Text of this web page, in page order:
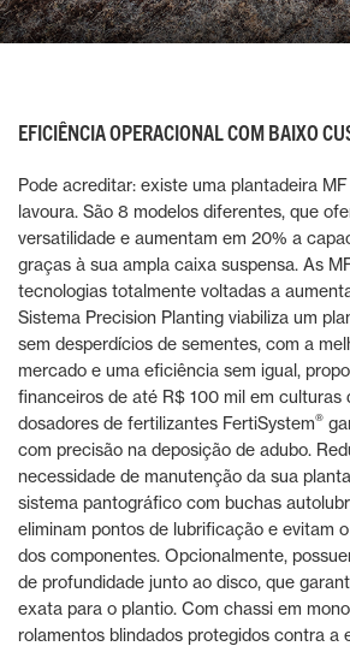
EFICIÊNCIA OPERACIONAL COM BAIXO
Pode acreditar: existe uma plantadeira
lavoura. São 8 modelos diferentes, que
versatilidade e aumentam em 20% a
graças à sua ampla caixa suspensa. As
tecnologias totalmente voltadas a
Sistema Precision Planting viabiliza um
sem desperdícios de sementes, com a
mercado e uma eficiência sem igual,
financeiros de até R$ 100 mil em culturas
dosadores de fertilizantes FertiSystem®
com precisão na deposição de adubo.
necessidade de manutenção da sua
sistema pantográfico com buchas
eliminam pontos de lubrificação e evitam
dos componentes. Opcionalmente,
de profundidade junto ao disco, que
exata para o plantio. Com chassi em
rolamentos blindados protegidos contra a